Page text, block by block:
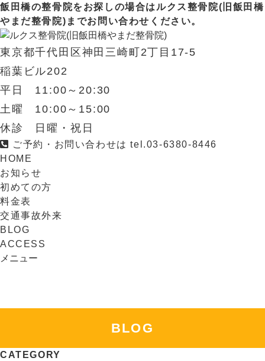
飯田橋の整骨院をお探しの場合はルクス整骨院(旧飯田橋
やまだ整骨院)までお問い合わせください。
東京都千代田区神田三崎町2丁目17-5
稲葉ビル202
平日 11:00～20:30
土曜 10:00～15:00
休診 日曜・祝日
ご予約・お問い合わせはtel.03-6380-8446
HOME
お知らせ
初めての方
料金表
交通事故外来
BLOG
ACCESS
メニュー
BLOG
CATEGORY